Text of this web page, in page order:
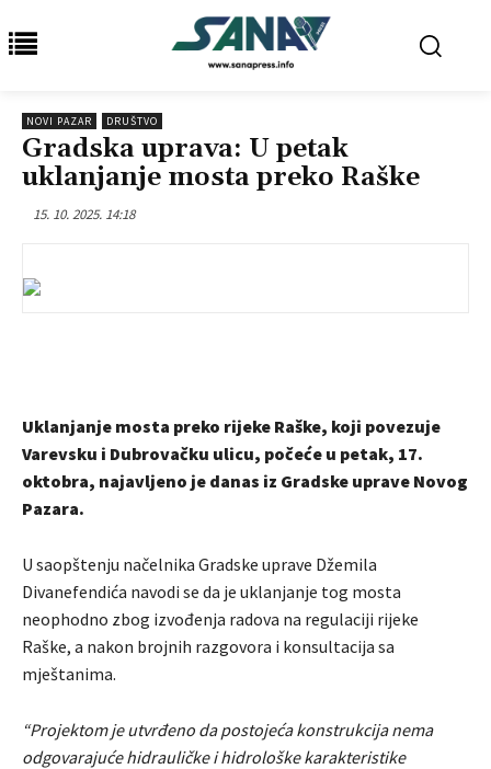
NOVI PAZAR DRUŠTVO
Gradska uprava: U petak
uklanjanje mosta preko Raške
15. 10. 2025. 14:18
Uklanjanje mosta preko rijeke Raške, koji povezuje
Varevsku i Dubrovačku ulicu, počeće u petak, 17.
oktobra, najavljeno je danas iz Gradske uprave Novog
Pazara.
U saopštenju načelnika Gradske uprave Džemila
Divanefendića navodi se da je uklanjanje tog mosta
neophodno zbog izvođenja radova na regulaciji rijeke
Raške, a nakon brojnih razgovora i konsultacija sa
mještanima.
“Projektom je utvrđeno da postojeća konstrukcija nema
odgovarajuće hidrauličke i hidrološke karakteristike